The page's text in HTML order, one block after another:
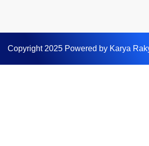
Copyright 2025 Powered by Karya